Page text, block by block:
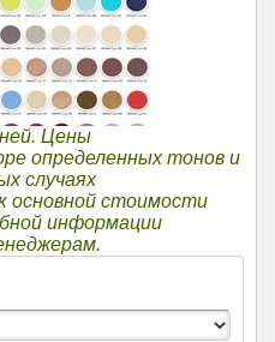
Цены
определенных тонов и
случаях
основной стоимости
информации